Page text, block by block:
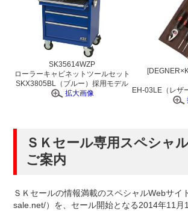
SK35614WZP
ローラーキャビネットツールセット
SKX3805BL（ブルー）採用モデル
拡大画像
EH-03LE（レザ
ＳＫセール専用スペシャ
ご案内
ＳＫセールの情報満載のスペシャルWebサイ
sale.net/）を、セール開始となる2014年11月